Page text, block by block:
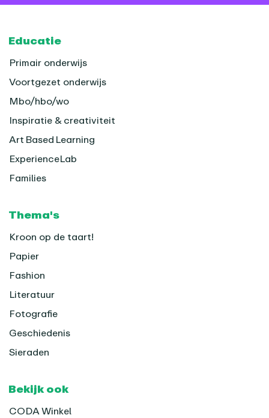
Footer
Educatie
Primair onderwijs
Voortgezet onderwijs
Mbo/hbo/wo
Inspiratie & creativiteit
Art Based Learning
ExperienceLab
Families
Thema's
Kroon op de taart!
Papier
Fashion
Literatuur
Fotografie
Geschiedenis
Sieraden
Bekijk ook
CODA Winkel